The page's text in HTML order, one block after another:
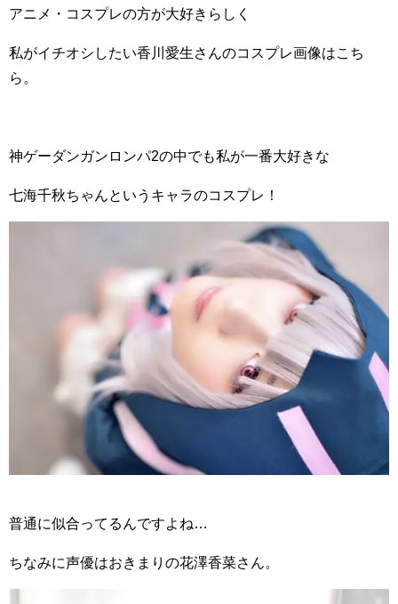
アニメ・コスプレの方が大好きらしく
私がイチオシしたい香川愛生さんのコスプレ画像はこち
ら。
神ゲーダンガンロンパ2の中でも私が一番大好きな
七海千秋ちゃんというキャラのコスプレ！
普通に似合ってるんですよね…
ちなみに声優はおきまりの花澤香菜さん。